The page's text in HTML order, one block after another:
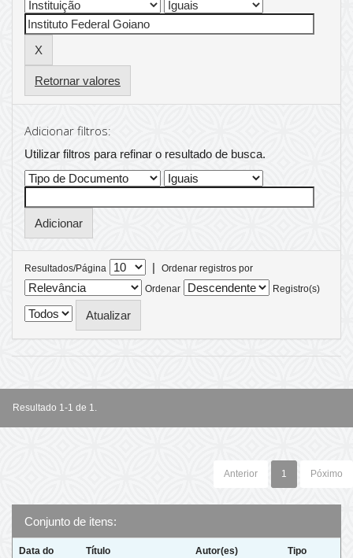
Retornar valores
Adicionar filtros:
Utilizar filtros para refinar o resultado de busca.
Resultados/Página |
Ordenar registros por
Ordenar
Registro(s)
Resultado 1-1 de 1.
Anterior 1 Póximo
Conjunto de itens:
Data do
Título Autor(es) Tipo